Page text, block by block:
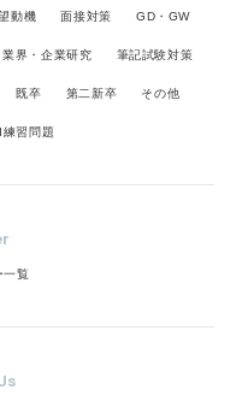
動機 面接対策 GD・GW
業界・企業研究 筆記試験対策
既卒 第二新卒 その他
習問題
一覧